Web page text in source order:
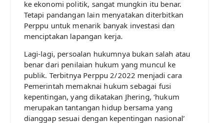
ke ekonomi politik, sangat mungkin itu benar.
Tetapi pandangan lain menyatakan diterbitkan
Perppu untuk menarik banyak investasi dan
menciptakan lapangan kerja.
Lagi-lagi, persoalan hukumnya bukan salah atau
benar dari penilaian hukum yang muncul ke
publik. Terbitnya Perppu 2/2022 menjadi cara
Pemerintah memaknai hukum sebagai fusi
kepentingan, yang dikatakan Jhering, ‘hukum
merupakan tantangan hidup bersama yang
dianggap sesuai dengan kepentingan nasional’